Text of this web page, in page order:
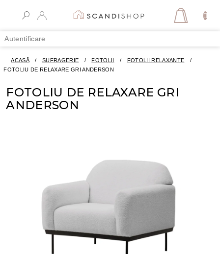
conținut
Autentificare
COŞ
ACASĂ / SUFRAGERIE / FOTOLII / FOTOLII RELAXANTE
/
FOTOLIU DE RELAXARE GRI ANDERSON
FOTOLIU DE RELAXARE GRI
ANDERSON